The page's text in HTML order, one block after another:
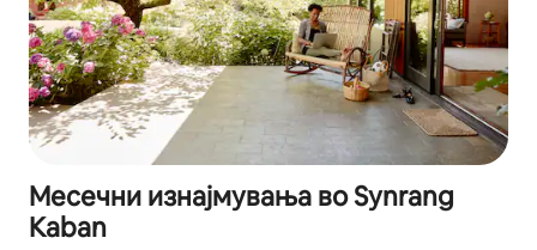
Месечни изнајмувања во Synrang
Kaban